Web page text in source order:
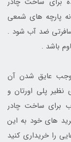
پارچه های شمعی
ضد آب شود .
باشد .
عایق شدن آن
پلی اورتان و
برای ساخت چادر
های خود به این
را خریداری کنید